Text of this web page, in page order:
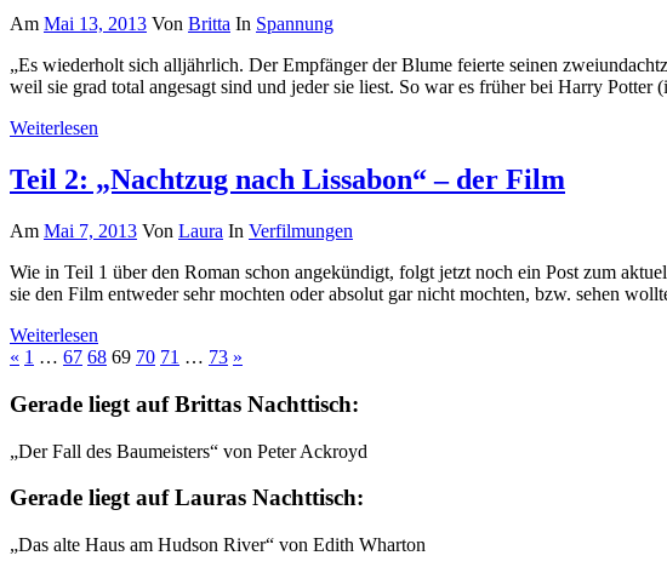
Am Mai 13, 2013 Von Britta In Spannung
„Es wiederholt sich alljährlich. Der Empfänger der Blume feierte seinen
weil sie grad total angesagt sind und jeder sie liest. So war es früher bei Harry
Weiterlesen
Teil 2: „Nachtzug nach Lissabon“ – der Film
Am Mai 7, 2013 Von Laura In Verfilmungen
Wie in Teil 1 über den Roman schon angekündigt, folgt jetzt noch ein Post zum
sie den Film entweder sehr mochten oder absolut gar nicht mochten, bzw. sehen
Weiterlesen
Beitragsnavigation
« Vorherige
1 … 67 68 69 70 71 … 73 Nächste
»
Gerade liegt auf Brittas Nachttisch:
„Der Fall des Baumeisters“ von Peter Ackroyd
Gerade liegt auf Lauras Nachttisch:
„Das alte Haus am Hudson River“ von Edith Wharton